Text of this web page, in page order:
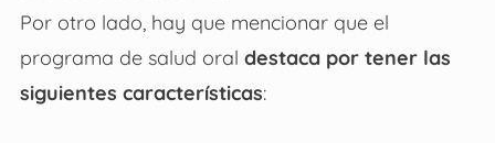
Por otro lado, hay que mencionar que el
programa de salud oral destaca por tener las
siguientes características: